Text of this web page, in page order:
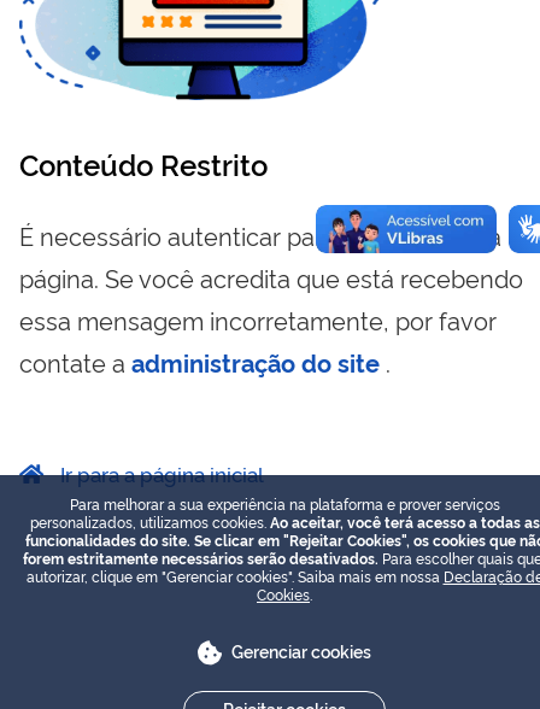
Conteúdo Restrito
É necessário autenticar para visualizar essa
página. Se você acredita que está recebendo
essa mensagem incorretamente, por favor
contate a administração do site .
Ir para a página inicial
Para melhorar a sua experiência na plataforma e prover serviços
personalizados, utilizamos cookies. Ao aceitar, você terá acesso a todas as
funcionalidades do site. Se clicar em "Rejeitar Cookies", os cookies que
forem estritamente necessários serão desativados. Para escolher quais
autorizar, clique em "Gerenciar cookies". Saiba mais em nossa Declaração
Cookies
Gerenciar cookies